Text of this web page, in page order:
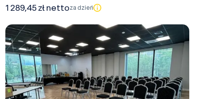
1 289,45 zł nettoza dzień
Deja Vu